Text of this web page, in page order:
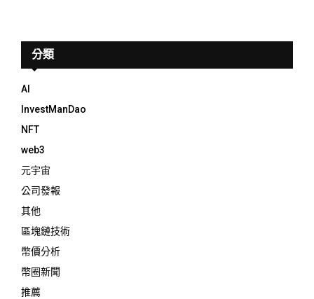
分類
AI
InvestManDao
NFT
web3
元宇宙
公司發報
其他
區塊鏈技術
幣價分析
幣圈新聞
推薦